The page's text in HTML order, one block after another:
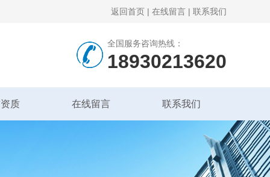
返回首页 | 在线留言 | 联系我们
全国服务咨询热线：
18930213620
质 在线留言 联系我们